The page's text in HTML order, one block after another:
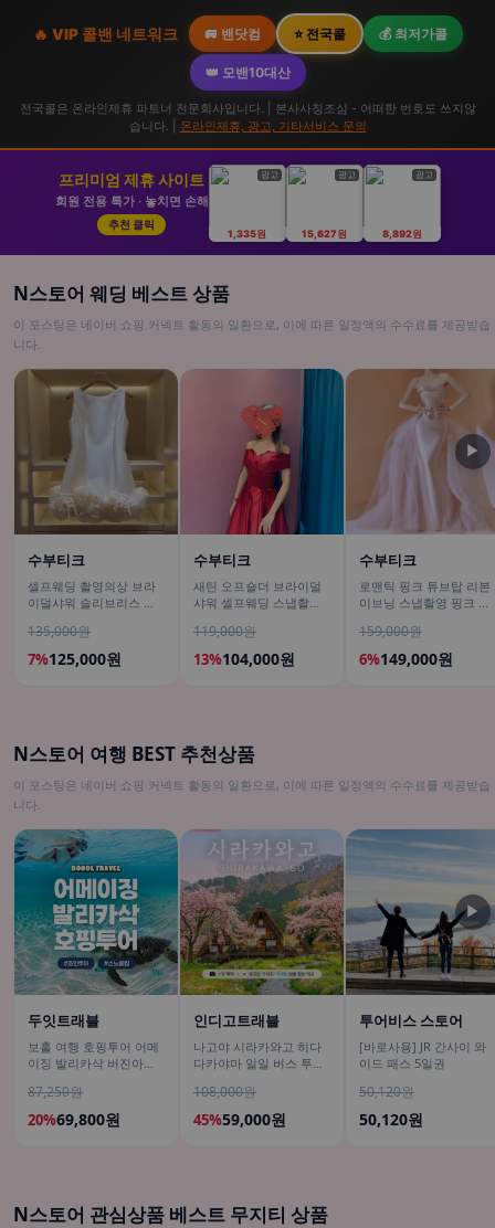
🔥 VIP 콜밴 네트워크 🚐 밴닷컴 ⭐ 전국콜 💰 최저가콜
👑 모밴10대산
전국콜은 온라인제휴 파트너 전문회사입니다. | 본사사칭조심 - 어떠한 번호도 쓰지않
습니다. |
온라인제휴, 광고, 기타서비스 문의
프리미엄 제휴 사이트
회원 전용 특가 · 놓치면 손해
추천 클릭
광고
1,335원
광고
15,627원
광고
8,892원
N스토어 웨딩 베스트 상품
이 포스팅은 네이버 쇼핑 커넥트 활동의 일환으로, 이에 따른 일정액의 수수료를 제공받습
니다.
수부티크
셀프웨딩 촬영의상 브라
이덜샤워 슬리브리스 러
135,000원
7%125,000원
수부티크
새틴 오프숄더 브라이덜
샤워 셀프웨딩 스냅촬영
119,000원
13%104,000원
수부티크
로맨틱 핑크 튜브탑 리본
이브닝 스냅촬영 핑크 셀
159,000원
6%149,000원
▶
N스토어 여행 BEST 추천상품
이 포스팅은 네이버 쇼핑 커넥트 활동의 일환으로, 이에 따른 일정액의 수수료를 제공받습
니다.
두잇트래블
보홀 여행 호핑투어 어메
이징 발리카삭 버진아일
랍 포함
87,250원
20%69,800원
인디고트래블
나고야 시라카와고 히다
다카야마 일일 버스 투어
108,000원
45%59,000원
투어비스 스토어
[바로사용] JR 간사이 와
이드 패스 5일권
50,120원
50,120원
▶
N스토어 관심상품 베스트 무지티 상품